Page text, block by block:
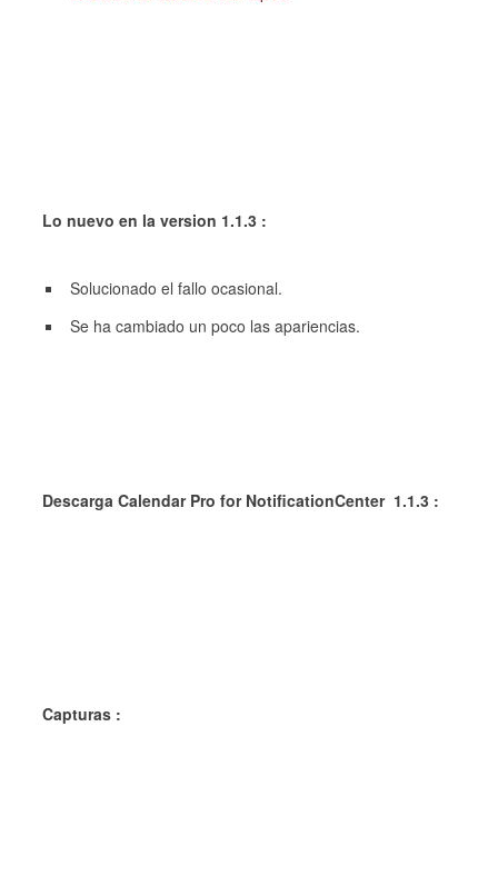
Lo nuevo en la version 1.1.3 :
Solucionado el fallo ocasional.
Se ha cambiado un poco las apariencias.
Descarga Calendar Pro for NotificationCenter 1.1.3 :
Capturas :